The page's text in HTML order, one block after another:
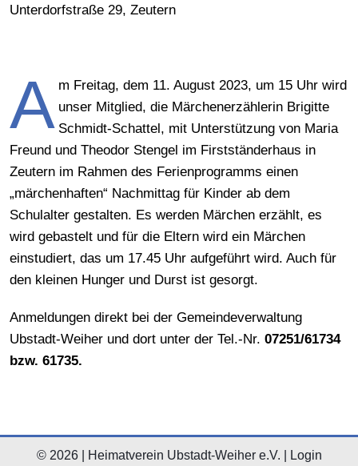
Unterdorfstraße 29, Zeutern
A m Freitag, dem 11. August 2023, um 15 Uhr wird
unser Mitglied, die Märchenerzählerin Brigitte
Schmidt-Schattel, mit Unterstützung von Maria
Freund und Theodor Stengel im Firstständerhaus in
Zeutern im Rahmen des Ferienprogramms einen
„märchenhaften“ Nachmittag für Kinder ab dem
Schulalter gestalten. Es werden Märchen erzählt, es
wird gebastelt und für die Eltern wird ein Märchen
einstudiert, das um 17.45 Uhr aufgeführt wird. Auch für
den kleinen Hunger und Durst ist gesorgt.
Anmeldungen direkt bei der Gemeindeverwaltung
Ubstadt-Weiher und dort unter der Tel.-Nr. 07251/61734
bzw. 61735.
© 2026 | Heimatverein Ubstadt-Weiher e.V. | Login